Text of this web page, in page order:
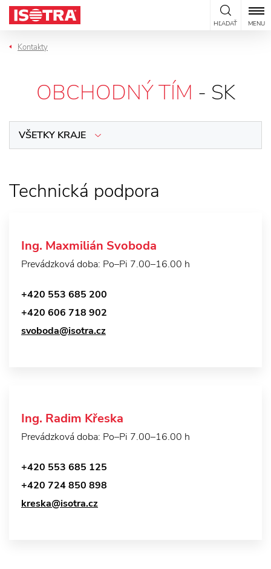
Preskočiť na obsah
HĽADAŤ MENU
Kontakty
OBCHODNÝ TÍM - SK
VŠETKY KRAJE
Technická podpora
Ing. Maxmilián Svoboda
Prevádzková doba: Po–Pi 7.00–16.00 h
+420 553 685 200
+420 606 718 902
svoboda@isotra.cz
Ing. Radim Křeska
Prevádzková doba: Po–Pi 7.00–16.00 h
+420 553 685 125
+420 724 850 898
kreska@isotra.cz